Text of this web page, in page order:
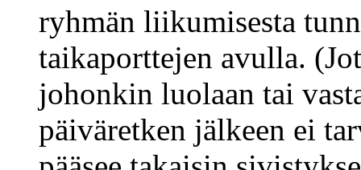
ryhmän liikumisesta
taikaporttejen avulla.
johonkin luolaan tai
päiväretken jälkeen ei